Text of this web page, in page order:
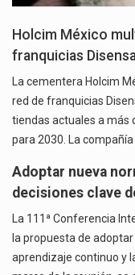
Holcim México
franquicias
La cementera Holcim
red de franquicias
tiendas actuales a más
para 2030. La
Adoptar nueva
decisiones clave
La 111ª Conferencia
la propuesta de
aprendizaje continuo y